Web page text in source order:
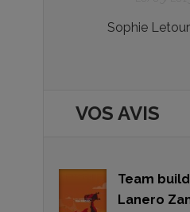
Sophie
VOS AVIS
Team
Lanero